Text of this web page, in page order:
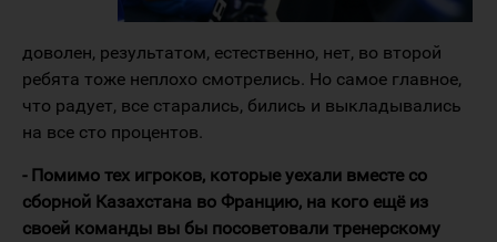
доволен, результатом, естественно, нет, во второй
ребята тоже неплохо смотрелись. Но самое главное,
что радует, все старались, бились и выкладывались
на все сто процентов.
- Помимо тех игроков, которые уехали вместе со
сборной Казахстана во Францию, на кого ещё из
своей команды вы бы посоветовали тренерскому